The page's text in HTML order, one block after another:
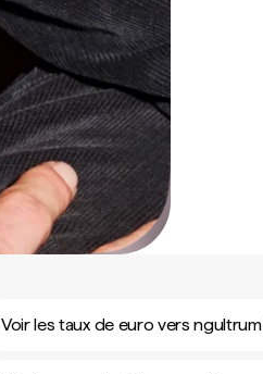
Voir les taux de euro vers